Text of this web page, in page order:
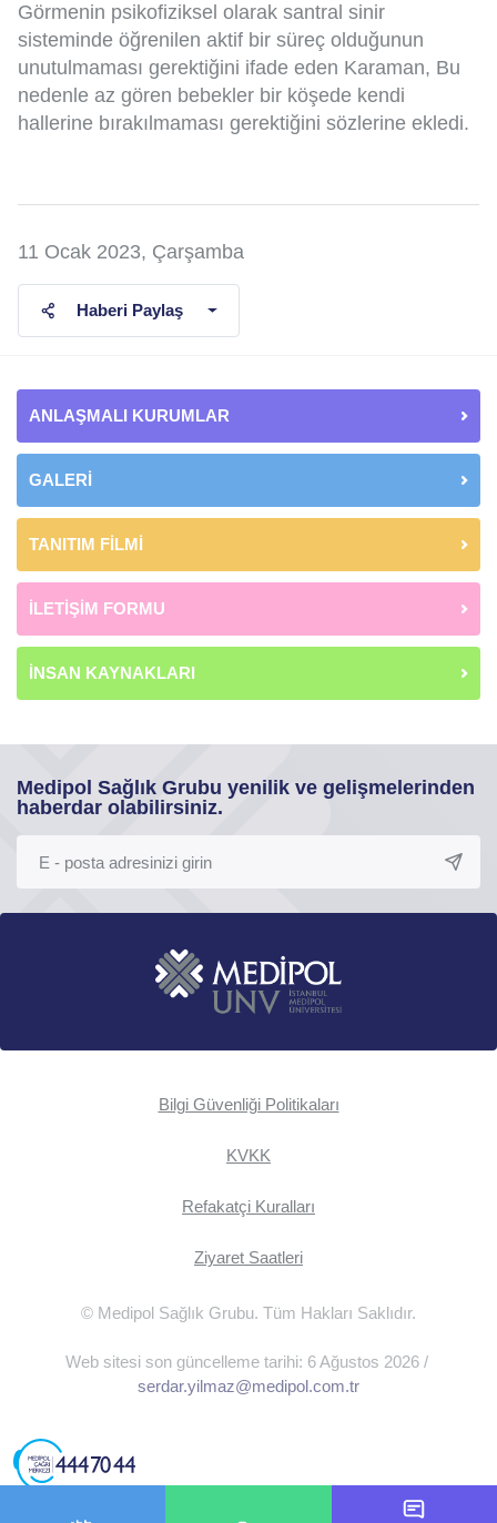
Görmenin psikofiziksel olarak santral sinir
sisteminde öğrenilen aktif bir süreç olduğunun
unutulmaması gerektiğini ifade eden Karaman, Bu
nedenle az gören bebekler bir köşede kendi
hallerine bırakılmaması gerektiğini sözlerine ekledi.
11 Ocak 2023, Çarşamba
Haberi Paylaş
ANLAŞMALI KURUMLAR
GALERİ
TANITIM FİLMİ
İLETİŞİM FORMU
İNSAN KAYNAKLARI
Medipol Sağlık Grubu yenilik ve gelişmelerinden
haberdar olabilirsiniz.
Bilgi Güvenliği Politikaları
KVKK
Refakatçi Kuralları
Ziyaret Saatleri
© Medipol Sağlık Grubu. Tüm Hakları Saklıdır.
Web sitesi son güncelleme tarihi: 6 Ağustos 2026 /
serdar.yilmaz@medipol.com.tr